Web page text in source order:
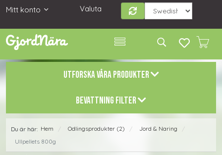
Mitt konto Valuta
UTFORSKA VÅRA PRODUKTER
BEVATTNING FILTER
Du är här: Hem / Odlingsprodukter (2) / Jord & Naring
/
Ullpellets 800g